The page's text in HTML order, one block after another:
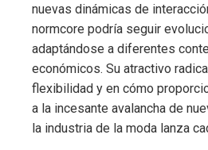
nuevas dinámicas de
normcore podría seguir
adaptándose a diferentes
económicos. Su atractivo
flexibilidad y en cómo
a la incesante avalancha de
la industria de la moda lanza